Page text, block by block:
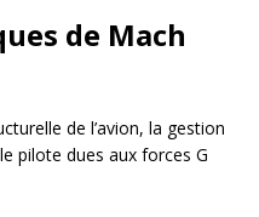
de Mach
de l’avion, la gestion
pilote dues aux forces G